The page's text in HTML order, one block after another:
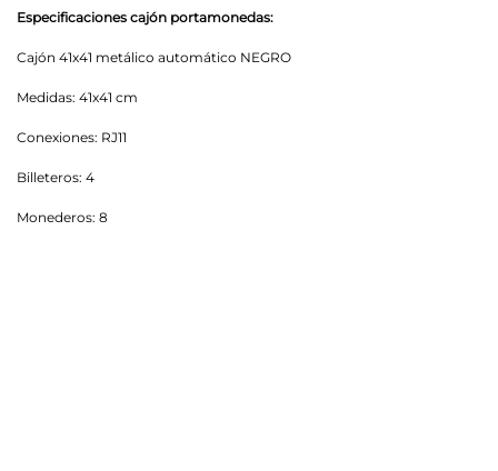
Especificaciones cajón portamonedas:
Cajón 41x41 metálico automático NEGRO
Medidas: 41x41 cm
Conexiones: RJ11
Billeteros: 4
Monederos: 8